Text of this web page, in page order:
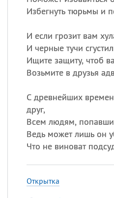
Избегнуть тюрьмы и
И если грозит вам
И черные тучи
Ищите защиту, чтоб
Возьмите в друзья
С древнейших
друг,
Всем людям,
Ведь может лишь он
Что не виноват
Открытка